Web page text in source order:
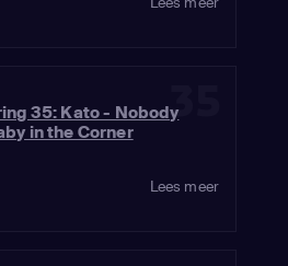
35
35: Kato - Nobody
in the Corner
Lees meer